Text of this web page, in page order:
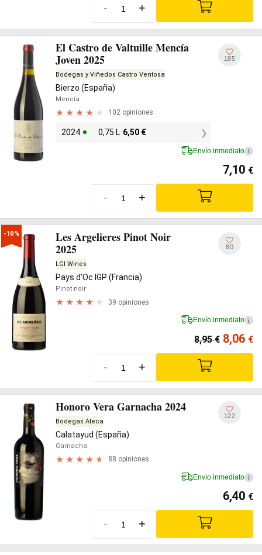
- +
El Castro de Valtuille Mencía
Joven 2025
Bodegas y Viñedos Castro Ventosa
Bierzo (España)
Mencía
102 opiniones
2024 0,75 L 6,50 €
185
Envío inmediato i
7,10 €
- +
-10%
Les Argelieres Pinot Noir
2025
LGI Wines
Pays d'Oc IGP (Francia)
Pinot noir
39 opiniones
80
Envío inmediato i
8,95€ 8,06 €
- +
Honoro Vera Garnacha 2024
Bodegas Ateca
Calatayud (España)
Garnacha
88 opiniones
122
Envío inmediato i
6,40 €
- +